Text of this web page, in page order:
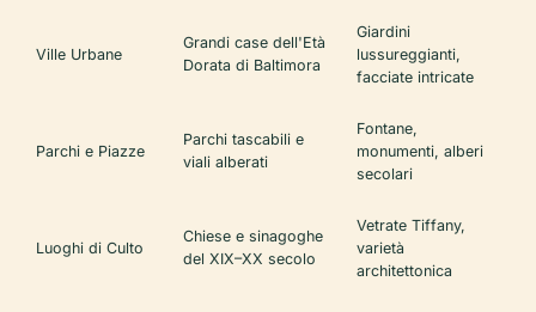
Ville Urbane
Grandi case dell'Età
Dorata di Baltimora
Giardini
lussureggianti,
facciate intricate
Parchi e Piazze
Parchi tascabili e
viali alberati
Fontane,
monumenti, alberi
secolari
Luoghi di Culto
Chiese e sinagoghe
del XIX–XX secolo
Vetrate Tiffany,
varietà
architettonica